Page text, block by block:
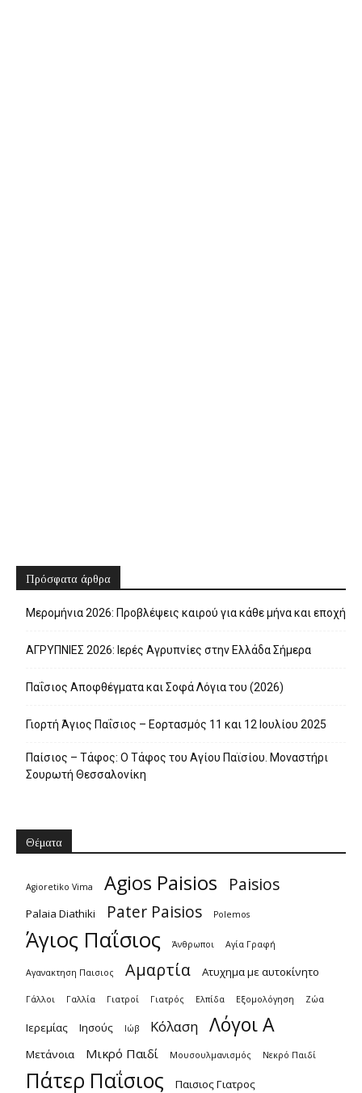
Πρόσφατα άρθρα
Μερομήνια 2026: Προβλέψεις καιρού για κάθε μήνα και εποχή
ΑΓΡΥΠΝΙΕΣ 2026: Ιερές Αγρυπνίες στην Ελλάδα Σήμερα
Παΐσιος Αποφθέγματα και Σοφά Λόγια του (2026)
Γιορτή Άγιος Παΐσιος – Εορτασμός 11 και 12 Ιουλίου 2025
Παίσιος – Τάφος: Ο Τάφος του Αγίου Παϊσίου. Μοναστήρι
Σουρωτή Θεσσαλονίκη
Θέματα
Agioretiko Vima Agios Paisios Paisios
Palaia Diathiki Pater Paisios Polemos
Άγιος Παΐσιος Άνθρωποι Αγία Γραφή
Αγανακτηση Παισιος Αμαρτία Ατυχημα με αυτοκίνητο
Γάλλοι Γαλλία Γιατροί Γιατρός Ελπίδα Εξομολόγηση Ζώα
Ιερεμίας Ιησούς Ιώβ Κόλαση Λόγοι Α
Μετάνοια Μικρό Παιδί Μουσουλμανισμός Νεκρό Παιδί
Πάτερ Παΐσιος Παισιος Γιατρος